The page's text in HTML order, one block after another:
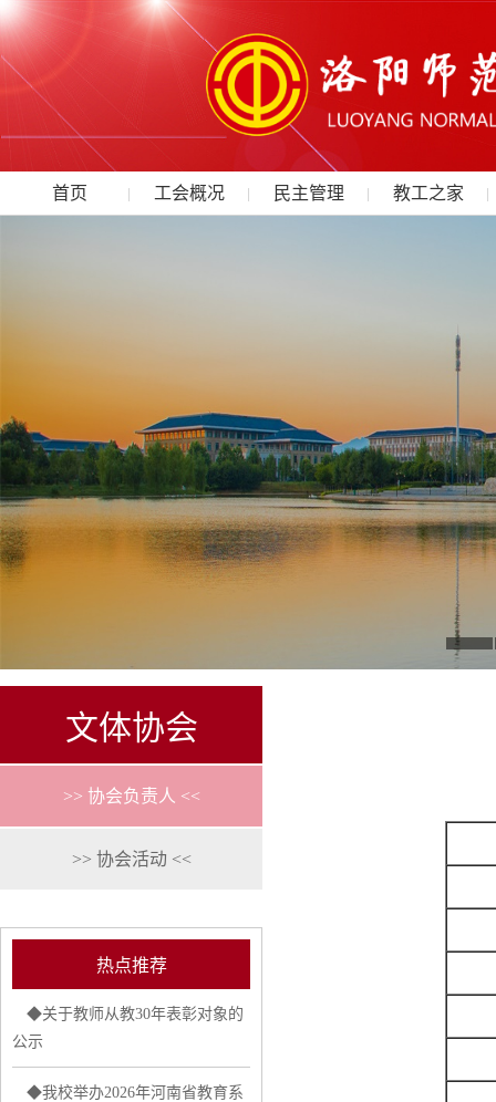
首页 工会概况 民主管理 教工之家
文体协会
>> 协会负责人 <<
>> 协会活动 <<
热点推荐
◆关于教师从教30年表彰对象的
公示
◆我校举办2026年河南省教育系